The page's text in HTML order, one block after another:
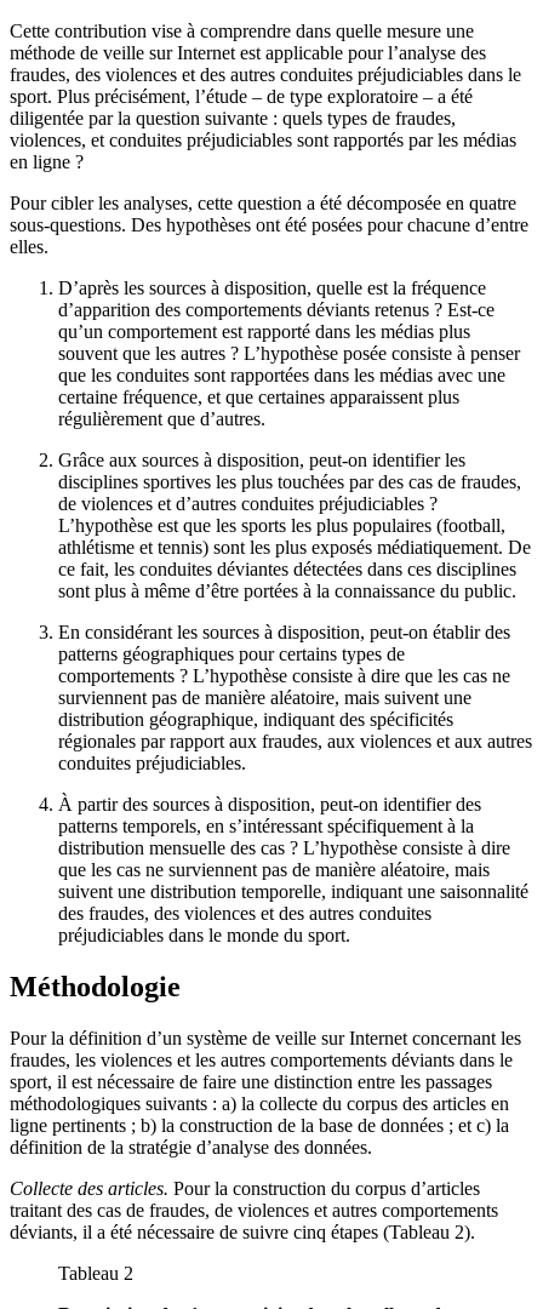
Cette contribution vise à comprendre dans quelle mesure une
méthode de veille sur Internet est applicable pour l’analyse des
fraudes, des violences et des autres conduites préjudiciables dans le
sport. Plus précisément, l’étude – de type exploratoire – a été
diligentée par la question suivante : quels types de fraudes,
violences, et conduites préjudiciables sont rapportés par les médias
en ligne ?
Pour cibler les analyses, cette question a été décomposée en quatre
sous-questions. Des hypothèses ont été posées pour chacune d’entre
elles.
D’après les sources à disposition, quelle est la fréquence
d’apparition des comportements déviants retenus ? Est-ce
qu’un comportement est rapporté dans les médias plus
souvent que les autres ? L’hypothèse posée consiste à penser
que les conduites sont rapportées dans les médias avec une
certaine fréquence, et que certaines apparaissent plus
régulièrement que d’autres.
Grâce aux sources à disposition, peut-on identifier les
disciplines sportives les plus touchées par des cas de fraudes,
de violences et d’autres conduites préjudiciables ?
L’hypothèse est que les sports les plus populaires (football,
athlétisme et tennis) sont les plus exposés médiatiquement. De
ce fait, les conduites déviantes détectées dans ces disciplines
sont plus à même d’être portées à la connaissance du public.
En considérant les sources à disposition, peut-on établir des
patterns géographiques pour certains types de
comportements ? L’hypothèse consiste à dire que les cas ne
surviennent pas de manière aléatoire, mais suivent une
distribution géographique, indiquant des spécificités
régionales par rapport aux fraudes, aux violences et aux autres
conduites préjudiciables.
À partir des sources à disposition, peut-on identifier des
patterns temporels, en s’intéressant spécifiquement à la
distribution mensuelle des cas ? L’hypothèse consiste à dire
que les cas ne surviennent pas de manière aléatoire, mais
suivent une distribution temporelle, indiquant une saisonnalité
des fraudes, des violences et des autres conduites
préjudiciables dans le monde du sport.
Méthodologie
Pour la définition d’un système de veille sur Internet concernant les
fraudes, les violences et les autres comportements déviants dans le
sport, il est nécessaire de faire une distinction entre les passages
méthodologiques suivants : a) la collecte du corpus des articles en
ligne pertinents ; b) la construction de la base de données ; et c) la
définition de la stratégie d’analyse des données.
Collecte des articles. Pour la construction du corpus d’articles
traitant des cas de fraudes, de violences et autres comportements
déviants, il a été nécessaire de suivre cinq étapes (Tableau 2).
Tableau 2